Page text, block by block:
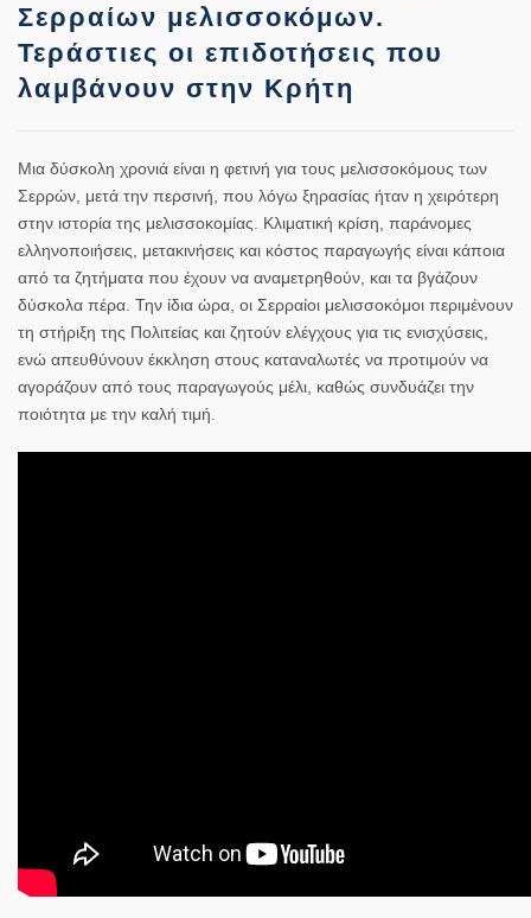
Σερραίων μελισσοκόμων.
Τεράστιες οι επιδοτήσεις που
λαμβάνουν στην Κρήτη
Μια δύσκολη χρονιά είναι η φετινή για τους μελισσοκόμους των
Σερρών, μετά την περσινή, που λόγω ξηρασίας ήταν η χειρότερη
στην ιστορία της μελισσοκομίας. Κλιματική κρίση, παράνομες
ελληνοποιήσεις, μετακινήσεις και κόστος παραγωγής είναι κάποια
από τα ζητήματα που έχουν να αναμετρηθούν, και τα βγάζουν
δύσκολα πέρα. Την ίδια ώρα, οι Σερραίοι μελισσοκόμοι περιμένουν
τη στήριξη της Πολιτείας και ζητούν ελέγχους για τις ενισχύσεις,
ενώ απευθύνουν έκκληση στους καταναλωτές να προτιμούν να
αγοράζουν από τους παραγωγούς μέλι, καθώς συνδυάζει την
ποιότητα με την καλή τιμή.